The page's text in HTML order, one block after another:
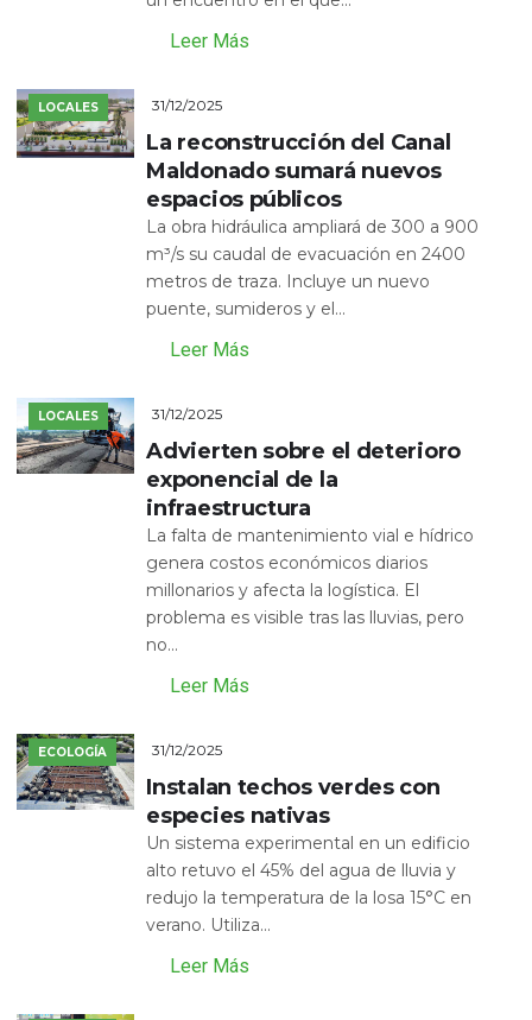
Leer Más
LOCALES 31/12/2025
La reconstrucción del Canal
Maldonado sumará nuevos
espacios públicos
La obra hidráulica ampliará de 300 a 900
m³/s su caudal de evacuación en 2400
metros de traza. Incluye un nuevo
puente, sumideros y el...
Leer Más
LOCALES 31/12/2025
Advierten sobre el deterioro
exponencial de la
infraestructura
La falta de mantenimiento vial e hídrico
genera costos económicos diarios
millonarios y afecta la logística. El
problema es visible tras las lluvias, pero
no...
Leer Más
ECOLOGÍA 31/12/2025
Instalan techos verdes con
especies nativas
Un sistema experimental en un edificio
alto retuvo el 45% del agua de lluvia y
redujo la temperatura de la losa 15°C en
verano. Utiliza...
Leer Más